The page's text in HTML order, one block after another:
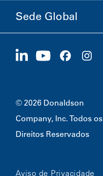
Carreiras
Investidores
Sustentabilidade
Sede Global
1400 W 94th Street
© 2026 Donaldson
Company, Inc. Todos os
Direitos Reservados
Aviso de Privacidade